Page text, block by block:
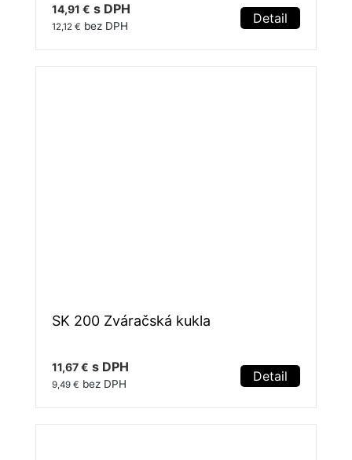
14,91 € s DPH
12,12 € bez DPH Detail
SK 200 Zváračská kukla
11,67 € s DPH
9,49 € bez DPH Detail